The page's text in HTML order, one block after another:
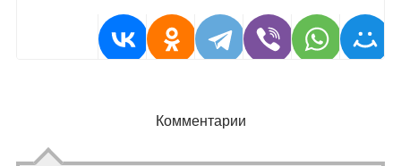
Комментарии